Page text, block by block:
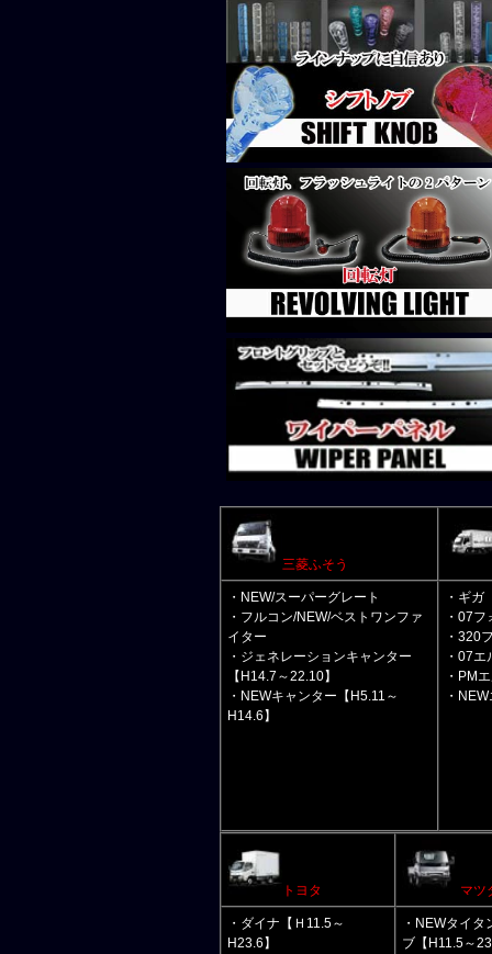
三菱ふそう
・NEW/スーパーグレート
・フルコン/NEW/ベストワンファ
イター
・ジェネレーションキャンター
【H14.7～22.10】
・NEWキャンター【H5.11～
H14.6】
・ギガ
・07
・320
・07
・PM
・
トヨタ マツ
・ダイナ【Ｈ11.5～
H23.6】
・NEWタイタ
ブ【H11.5～